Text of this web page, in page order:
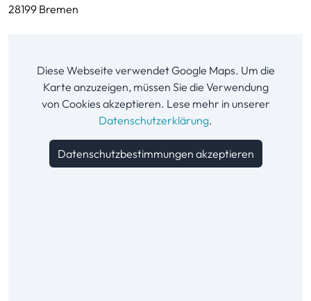
28199 Bremen
Diese Webseite verwendet Google Maps. Um die
Karte anzuzeigen, müssen Sie die Verwendung
von Cookies akzeptieren. Lese mehr in unserer
Datenschutzerklärung.
Datenschutzbestimmungen akzeptieren